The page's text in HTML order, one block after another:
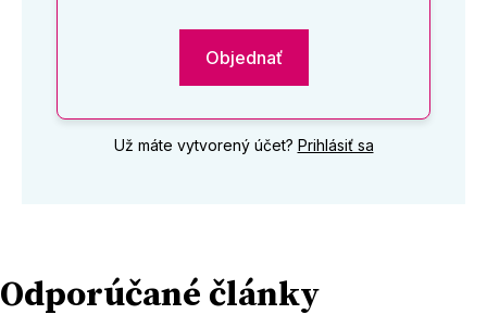
Objednať
Už máte vytvorený účet? Prihlásiť sa
Odporúčané články